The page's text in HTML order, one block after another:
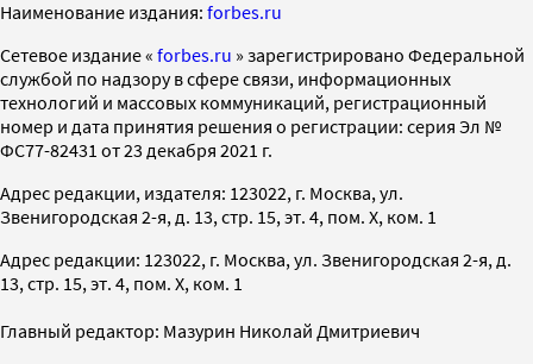
Наименование издания: forbes.ru
Cетевое издание « forbes.ru » зарегистрировано Федеральной
службой по надзору в сфере связи, информационных
технологий и массовых коммуникаций, регистрационный
номер и дата принятия решения о регистрации: серия Эл №
ФС77-82431 от 23 декабря 2021 г.
Адрес редакции, издателя: 123022, г. Москва, ул.
Звенигородская 2-я, д. 13, стр. 15, эт. 4, пом. X, ком. 1
Адрес редакции: 123022, г. Москва, ул. Звенигородская 2-я, д.
13, стр. 15, эт. 4, пом. X, ком. 1
Главный редактор: Мазурин Николай Дмитриевич